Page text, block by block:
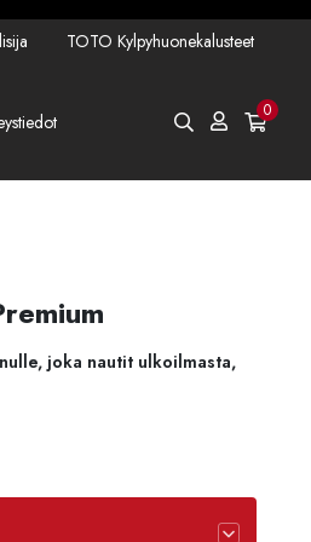
TOTO Kylpyhuonekalusteet
0
joka nautit ulkoilmasta,
€